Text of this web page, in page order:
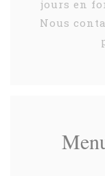
jours en
Nous